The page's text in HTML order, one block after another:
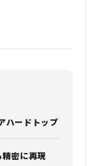
ハードトップ
精密に再現